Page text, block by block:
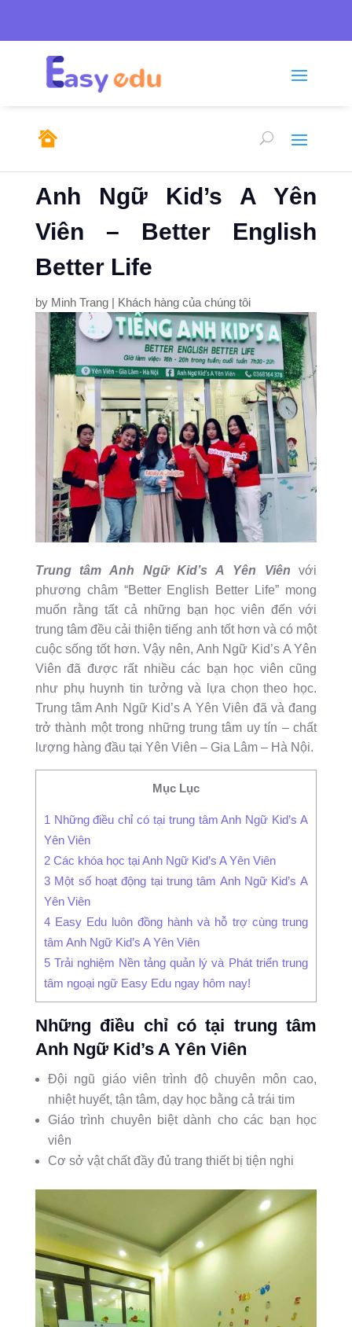
Anh Ngữ Kid’s A Yên
Viên – Better English
Better Life
by Minh Trang| Khách hàng của chúng tôi
Trung tâm Anh Ngữ Kid’s A Yên Viên với
phương châm “Better English Better Life” mong
muốn rằng tất cả những bạn học viên đến với
trung tâm đều cải thiện tiếng anh tốt hơn và có một
cuộc sống tốt hơn. Vậy nên, Anh Ngữ Kid’s A Yên
Viên đã được rất nhiều các bạn học viên cũng
như phụ huynh tin tưởng và lựa chọn theo học.
Trung tâm Anh Ngữ Kid’s A Yên Viên đã và đang
trở thành một trong những trung tâm uy tín – chất
lượng hàng đầu tại Yên Viên – Gia Lâm – Hà Nội.
Mục Lục
1 Những điều chỉ có tại trung tâm Anh Ngữ Kid’s A
Yên Viên
2Các khóa học tại Anh Ngữ Kid’s A Yên Viên
3Một số hoạt động tại trung tâm Anh Ngữ Kid’s A
Yên Viên
4Easy Edu luôn đồng hành và hỗ trợ cùng trung
tâm Anh Ngữ Kid’s A Yên Viên
5Trải nghiệm Nền tảng quản lý và Phát triển trung
tâm ngoại ngữ Easy Edu ngay hôm nay!
Những điều chỉ có tại trung tâm
Anh Ngữ Kid’s A Yên Viên
Đội ngũ giáo viên trình độ chuyên môn cao,
nhiệt huyết, tận tâm, dạy học bằng cả trái tim
Giáo trình chuyên biệt dành cho các bạn học
viên
Cơ sở vật chất đầy đủ trang thiết bị tiện nghi